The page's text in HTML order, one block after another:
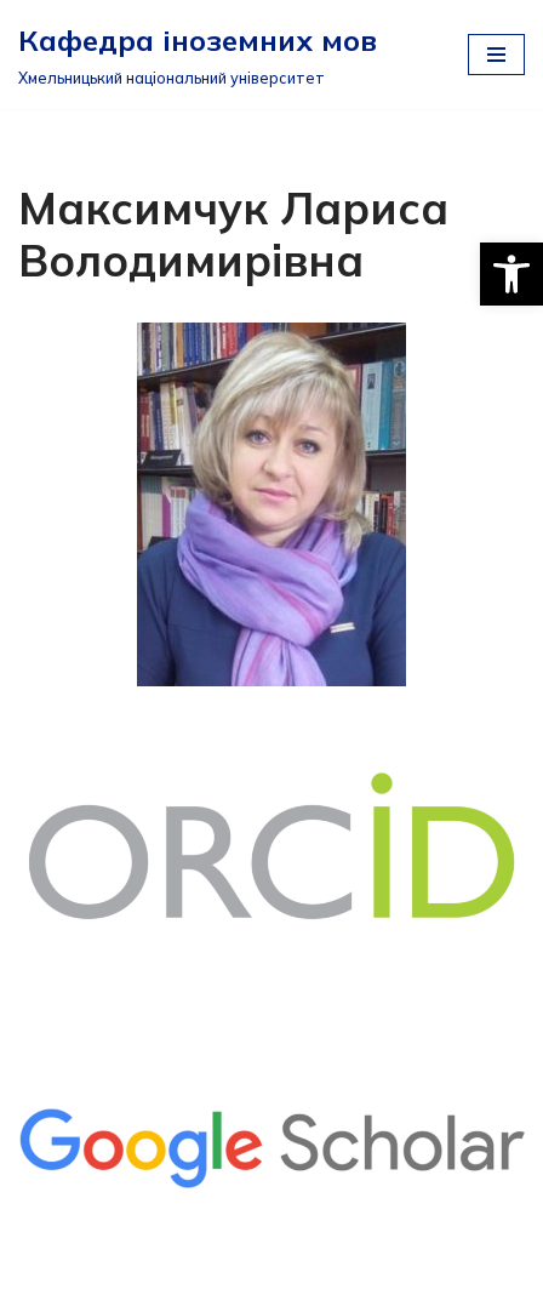
Перейти
Кафедра іноземних мов
Хмельницький національний університет
Максимчук Лариса
Володимирівна